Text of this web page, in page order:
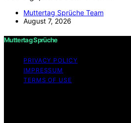
Muttertag Sprüche Team
August 7, 2026
Muttertag Sprüche
PRIVACY POLICY
IMPRESSUM
TERMS OF USE